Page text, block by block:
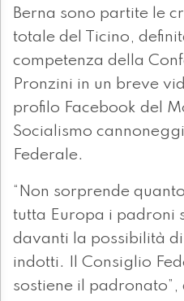
Berna sono partite le
totale del Ticino,
competenza della
Pronzini in un breve
profilo Facebook del
Socialismo
Federale.
“Non sorprende
tutta Europa i padroni
davanti la possibilità
indotti. Il Consiglio
sostiene il